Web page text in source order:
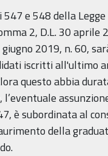
547 e 548 della
2, D.L. 30 aprile
2019, n. 60,
iscritti all'ultimo
questo abbia
è subordinata al
della